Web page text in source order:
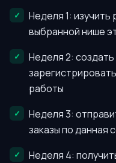
Неделя 1: изучить
выбранной нише
Неделя 2:
работы
Неделя 3:
заказы по данная
Неделя 4: